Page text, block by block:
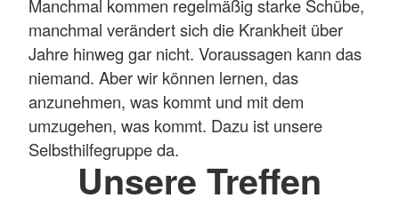
Manchmal kommen regelmäßig starke Schübe,
manchmal verändert sich die Krankheit über
Jahre hinweg gar nicht. Voraussagen kann das
niemand. Aber wir können lernen, das
anzunehmen, was kommt und mit dem
umzugehen, was kommt. Dazu ist unsere
Selbsthilfegruppe da.
Unsere Treffen